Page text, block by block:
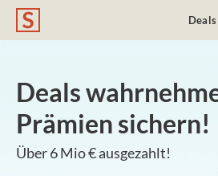
Deals
Deals
Prämien sichern!
Über 6 Mio € ausgezahlt!